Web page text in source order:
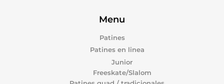
Menu
Patines
Patines en linea
Junior
Freeskate/Slalom